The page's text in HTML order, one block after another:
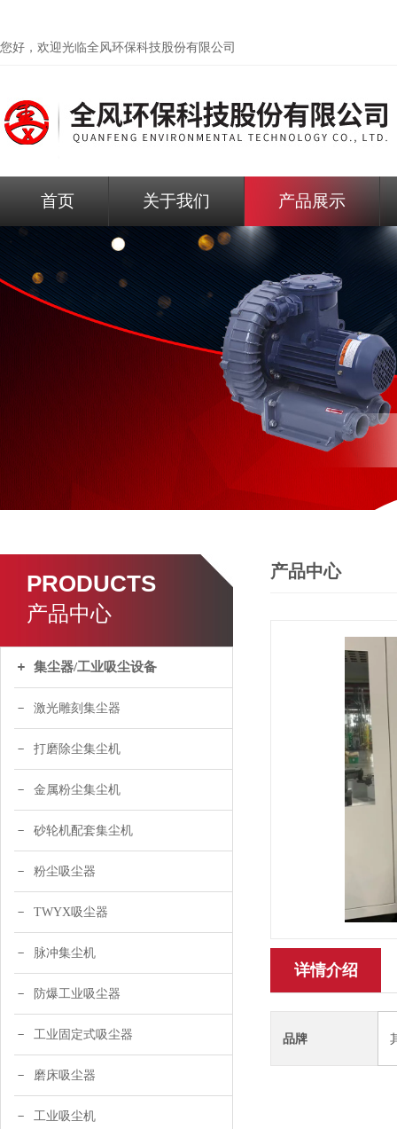
您好，欢迎光临全风环保科技股份有限公司
首页 关于我们 产品展示
PRODUCTS
产品中心
集尘器/工业吸尘设备
激光雕刻集尘器
打磨除尘集尘机
金属粉尘集尘机
砂轮机配套集尘机
粉尘吸尘器
TWYX吸尘器
脉冲集尘机
防爆工业吸尘器
工业固定式吸尘器
磨床吸尘器
工业吸尘机
产品中心
详情介绍
品牌